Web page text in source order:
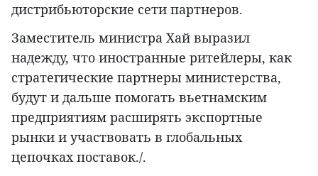
дистрибьюторские сети партнеров.
Заместитель министра Хай выразил
надежду, что иностранные ритейлеры, как
стратегические партнеры министерства,
будут и дальше помогать вьетнамским
предприятиям расширять экспортные
рынки и участвовать в глобальных
цепочках поставок./.